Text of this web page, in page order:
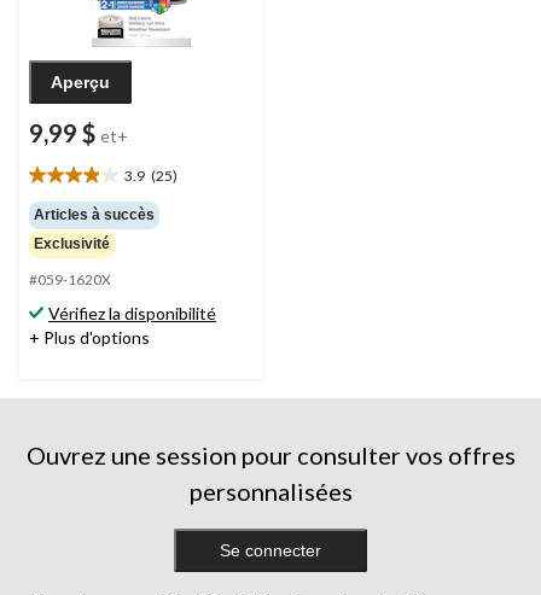
Aperçu
9,99 $ et+
3.9 (25)
3.9
étoile(s)
sur
5.
25
Articles à succès
Exclusivité
#059-1620X
Vérifiez la disponibilité
+ Plus d'options
Ouvrez une session pour consulter vos offres
personnalisées
Se connecter